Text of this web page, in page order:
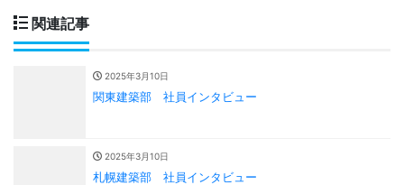
関連記事
2025年3月10日
関東建築部 社員インタビュー
2025年3月10日
札幌建築部 社員インタビュー